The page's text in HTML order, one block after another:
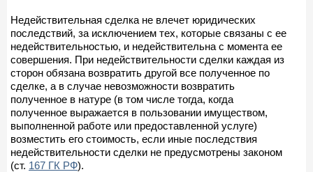
Недействительная сделка не влечет юридических
последствий, за исключением тех, которые связаны с ее
недействительностью, и недействительна с момента ее
совершения. При недействительности сделки каждая из
сторон обязана возвратить другой все полученное по
сделке, а в случае невозможности возвратить
полученное в натуре (в том числе тогда, когда
полученное выражается в пользовании имуществом,
выполненной работе или предоставленной услуге)
возместить его стоимость, если иные последствия
недействительности сделки не предусмотрены законом
(ст. 167 ГК РФ).